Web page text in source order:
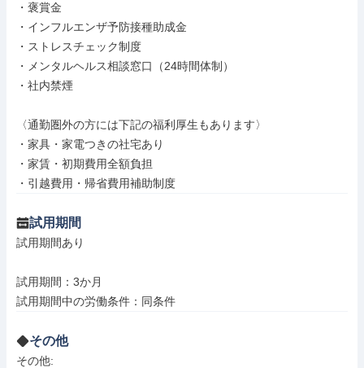
・褒賞⾦
・インフルエンザ予防接種助成⾦
・ストレスチェック制度
・メンタルヘルス相談窓⼝（24時間体制）
・社内禁煙
〈通勤圏外の⽅には下記の福利厚⽣もあります〉
・家具・家電つきの社宅あり
・家賃・初期費⽤全額負担
・引越費⽤・帰省費⽤補助制度
試用期間
試用期間あり
試用期間：3か月
試用期間中の労働条件：同条件
その他
その他: